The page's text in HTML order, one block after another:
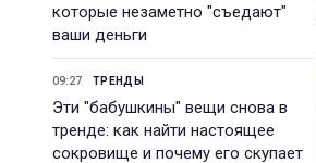
которые незаметно "съедают"
ваши деньги
09:27 ТРЕНДЫ
Эти "бабушкины" вещи снова в
тренде: как найти настоящее
сокровище и почему его скупает